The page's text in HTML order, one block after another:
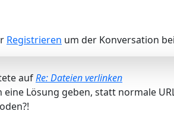
Registrieren um der Konversation
aufRe: Dateien verlinken
eine Lösung geben, statt normale